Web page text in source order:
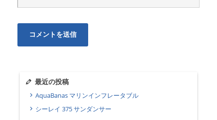
最近の投稿
AquaBanas マリンインフレータブル
シーレイ 375 サンダンサー